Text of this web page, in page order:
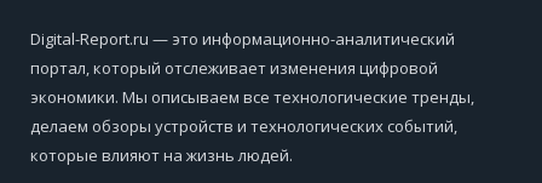
Digital-Report.ru — это информационно-аналитический
портал, который отслеживает изменения цифровой
экономики. Мы описываем все технологические тренды,
делаем обзоры устройств и технологических событий,
которые влияют на жизнь людей.